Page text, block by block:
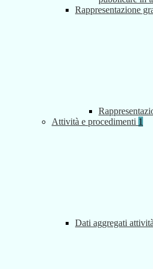
Rappresentazione
Attività e procedimenti 1
Dati aggregati